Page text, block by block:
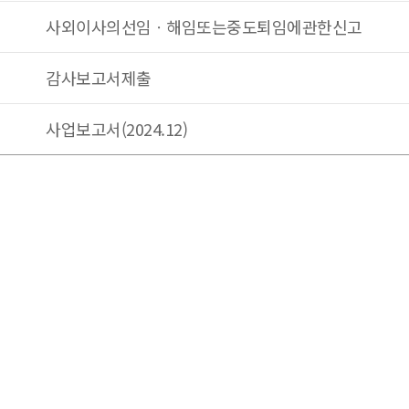
사외이사의선임ㆍ해임또는중도퇴임에관한신고
감사보고서제출
사업보고서(2024.12)